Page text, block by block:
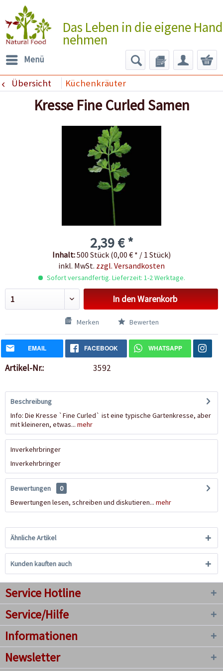
Das Leben in die eigene Hand
nehmen
Menü
Übersicht Küchenkräuter
Kresse Fine Curled Samen
2,39 € *
Inhalt:500 Stück (0,00 € * / 1 Stück)
inkl. MwSt. zzgl. Versandkosten
Sofort versandfertig. Lieferzeit: 1-2 Werktage.
In denWarenkorb
Merken Bewerten
EMAIL FACEBOOK WHATSAPP
Artikel-Nr.: 3592
Beschreibung
Info: Die Kresse `Fine Curled` ist eine typische Gartenkresse, aber
mit kleineren, etwas... mehr
Inverkehrbringer
Inverkehrbringer
Bewertungen
0
Bewertungen lesen, schreiben und diskutieren... mehr
Ähnliche Artikel
Kunden kauften auch
Service Hotline
Service/Hilfe
Informationen
Newsletter